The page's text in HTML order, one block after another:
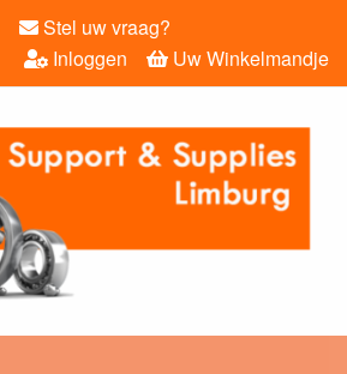
Stel uw vraag?
Uw Winkelmandje
Inloggen